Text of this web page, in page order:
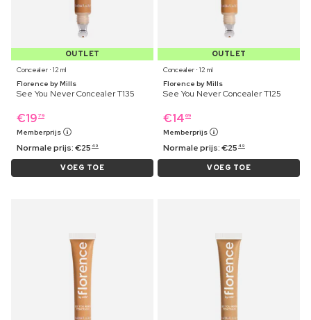
OUTLET
Concealer ⋅ 12 ml
Florence by Mills
See You Never Concealer T135
€19 79
Memberprijs
Normale prijs:€25 49
VOEG TOE
OUTLET
Concealer ⋅ 12 ml
Florence by Mills
See You Never Concealer T125
€14 69
Memberprijs
Normale prijs:€25 49
VOEG TOE